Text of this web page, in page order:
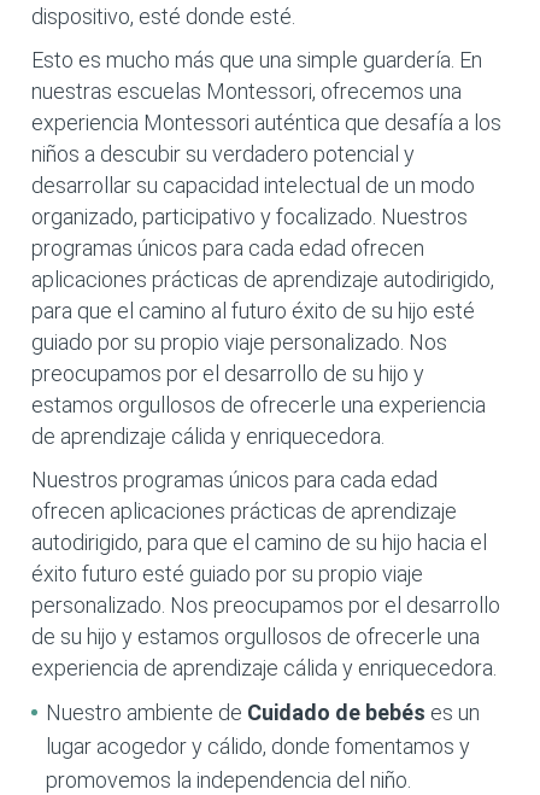
dispositivo, esté donde esté.
Esto es mucho más que una simple guardería. En
nuestras escuelas Montessori, ofrecemos una
experiencia Montessori auténtica que desafía a los
niños a descubir su verdadero potencial y
desarrollar su capacidad intelectual de un modo
organizado, participativo y focalizado. Nuestros
programas únicos para cada edad ofrecen
aplicaciones prácticas de aprendizaje autodirigido,
para que el camino al futuro éxito de su hijo esté
guiado por su propio viaje personalizado. Nos
preocupamos por el desarrollo de su hijo y
estamos orgullosos de ofrecerle una experiencia
de aprendizaje cálida y enriquecedora.
Nuestros programas únicos para cada edad
ofrecen aplicaciones prácticas de aprendizaje
autodirigido, para que el camino de su hijo hacia el
éxito futuro esté guiado por su propio viaje
personalizado. Nos preocupamos por el desarrollo
de su hijo y estamos orgullosos de ofrecerle una
experiencia de aprendizaje cálida y enriquecedora.
Nuestro ambiente de Cuidado de bebés es un
lugar acogedor y cálido, donde fomentamos y
promovemos la independencia del niño.